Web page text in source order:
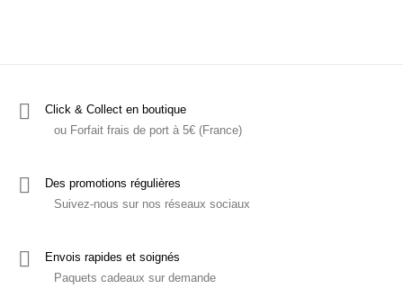
Click & Collect en boutique
ou Forfait frais de port à 5€ (France)
Des promotions régulières
Suivez-nous sur nos réseaux sociaux
Envois rapides et soignés
Paquets cadeaux sur demande